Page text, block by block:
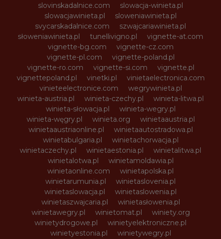
slovinskadalnice.com
slowacja-winieta.pl
slowacjawinieta.pl
sloweniawinieta.pl
svycarskadalnice.com
szwajcariawinieta.pl
słoweniawinieta.pl
tunellivigno.pl
vignette-at.com
vignette-bg.com
vignette-cz.com
vignette-pl.com
vignette-poland.pl
vignette-ro.com
vignette-si.com
vignette.pl
vignettepoland.pl
vinetki.pl
vinietaelectronica.com
vinieteelectronice.com
wegrywinieta.pl
winieta-austria.pl
winieta-czechy.pl
winieta-litwa.pl
winieta-słowacja.pl
winieta-wegry.pl
winieta-węgry.pl
winieta.org
winietaaustria.pl
winietaaustriaonline.pl
winietaautostradowa.pl
winietabulgaria.pl
winietachorwacja.pl
winietaczechy.pl
winietaestonia.pl
winietalitwa.pl
winietalotwa.pl
winietamoldawia.pl
winietaonline.com
winietapolska.pl
winietarumunia.pl
winietaslovenia.pl
winietaslowacja.pl
winietaslowenia.pl
winietaszwajcaria.pl
winietasłowenia.pl
winietawegry.pl
winietomat.pl
winiety.org
winietydrogowe.pl
winietyelektroniczne.pl
winietyestonia.pl
winietywegry.pl